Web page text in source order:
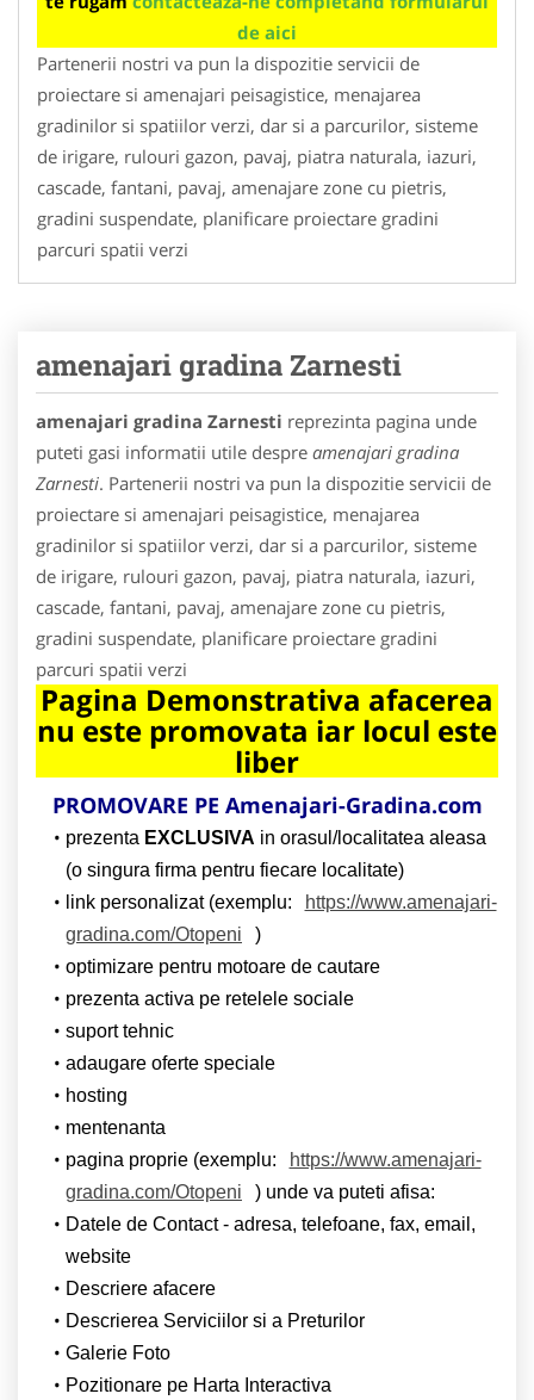
de aici
Partenerii nostri va pun la dispozitie servicii de
proiectare si amenajari peisagistice, menajarea
gradinilor si spatiilor verzi, dar si a parcurilor, sisteme
de irigare, rulouri gazon, pavaj, piatra naturala, iazuri,
cascade, fantani, pavaj, amenajare zone cu pietris,
gradini suspendate, planificare proiectare gradini
parcuri spatii verzi
amenajari gradina Zarnesti
amenajari gradina Zarnesti reprezinta pagina unde
puteti gasi informatii utile despre amenajari gradina
Zarnesti. Partenerii nostri va pun la dispozitie servicii de
proiectare si amenajari peisagistice, menajarea
gradinilor si spatiilor verzi, dar si a parcurilor, sisteme
de irigare, rulouri gazon, pavaj, piatra naturala, iazuri,
cascade, fantani, pavaj, amenajare zone cu pietris,
gradini suspendate, planificare proiectare gradini
parcuri spatii verzi
Pagina Demonstrativa afacerea
nu este promovata iar locul este
liber
PROMOVARE PE Amenajari-Gradina.com
prezenta EXCLUSIVA in orasul/localitatea aleasa
(o singura firma pentru fiecare localitate)
link personalizat (exemplu:
https://www.amenajari-
gradina.com/Otopeni
)
optimizare pentru motoare de cautare
prezenta activa pe retelele sociale
suport tehnic
adaugare oferte speciale
hosting
mentenanta
pagina proprie (exemplu:
https://www.amenajari-
gradina.com/Otopeni
) unde va puteti afisa:
Datele de Contact - adresa, telefoane, fax, email,
website
Descriere afacere
Descrierea Serviciilor si a Preturilor
Galerie Foto
Pozitionare pe Harta Interactiva